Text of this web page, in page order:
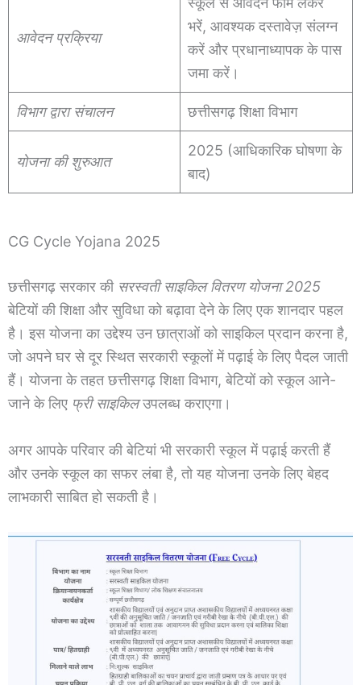
आवेदन प्रक्रिया
भरें, आवश्यक दस्तावेज़ संलग्न
करें और प्रधानाध्यापक के पास
जमा करें।
विभाग द्वारा संचालन छत्तीसगढ़ शिक्षा विभाग
योजना की शुरुआत
2025 (आधिकारिक घोषणा के
बाद)
CG Cycle Yojana 2025
छत्तीसगढ़ सरकार की सरस्वती साइकिल वितरण योजना 2025
बेटियों की शिक्षा और सुविधा को बढ़ावा देने के लिए एक शानदार पहल
है। इस योजना का उद्देश्य उन छात्राओं को साइकिल प्रदान करना है,
जो अपने घर से दूर स्थित सरकारी स्कूलों में पढ़ाई के लिए पैदल जाती
हैं। योजना के तहत छत्तीसगढ़ शिक्षा विभाग, बेटियों को स्कूल आने-
जाने के लिए फ्री साइकिलउपलब्ध कराएगा।
अगर आपके परिवार की बेटियां भी सरकारी स्कूल में पढ़ाई करती हैं
और उनके स्कूल का सफर लंबा है, तो यह योजना उनके लिए बेहद
लाभकारी साबित हो सकती है।